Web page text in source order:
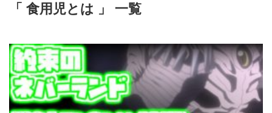
「 食用児とは 」 一覧